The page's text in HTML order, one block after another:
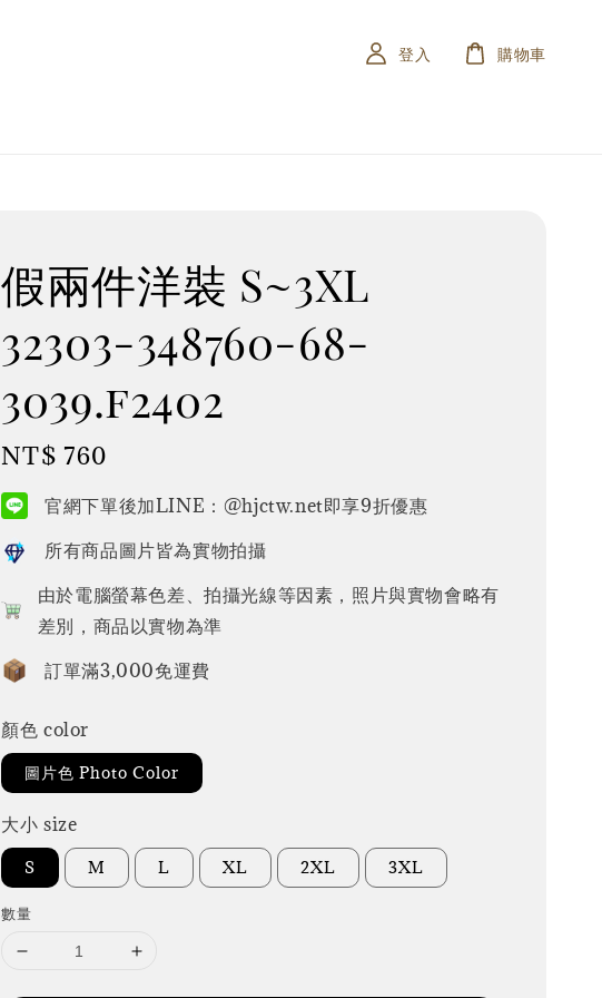
登入 購物車
假兩件洋裝 S~3XL
32303-348760-68-
3039.f2402
Regular
price
NT$ 760
官網下單後加LINE：@hjctw.net即享9折優惠
所有商品圖片皆為實物拍攝
由於電腦螢幕色差、拍攝光線等因素，照片與實物會略有
差別，商品以實物為準
訂單滿3,000免運費
顏色 color
圖片色 Photo Color
大小 size
S M L XL 2XL 3XL
數量